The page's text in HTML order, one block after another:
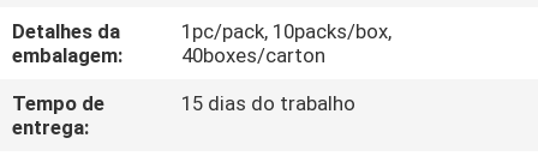
CONTROLE
DA
QUALIDADE
Detalhes da
embalagem:
1pc/pack, 10packs/box,
40boxes/carton
Tempo de
entrega:
15 dias do trabalho